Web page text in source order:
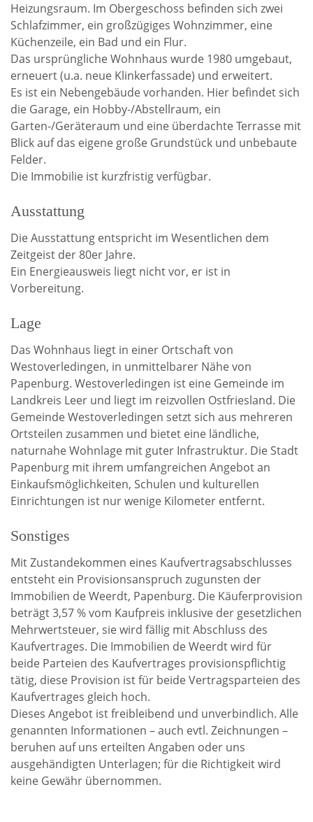
Heizungsraum. Im Obergeschoss befinden sich zwei
Schlafzimmer, ein großzügiges Wohnzimmer, eine
Küchenzeile, ein Bad und ein Flur.
Das ursprüngliche Wohnhaus wurde 1980 umgebaut,
erneuert (u.a. neue Klinkerfassade) und erweitert.
Es ist ein Nebengebäude vorhanden. Hier befindet sich
die Garage, ein Hobby-/Abstellraum, ein
Garten-/Geräteraum und eine überdachte Terrasse mit
Blick auf das eigene große Grundstück und unbebaute
Felder.
Die Immobilie ist kurzfristig verfügbar.
Ausstattung
Die Ausstattung entspricht im Wesentlichen dem
Zeitgeist der 80er Jahre.
Ein Energieausweis liegt nicht vor, er ist in
Vorbereitung.
Lage
Das Wohnhaus liegt in einer Ortschaft von
Westoverledingen, in unmittelbarer Nähe von
Papenburg. Westoverledingen ist eine Gemeinde im
Landkreis Leer und liegt im reizvollen Ostfriesland. Die
Gemeinde Westoverledingen setzt sich aus mehreren
Ortsteilen zusammen und bietet eine ländliche,
naturnahe Wohnlage mit guter Infrastruktur. Die Stadt
Papenburg mit ihrem umfangreichen Angebot an
Einkaufsmöglichkeiten, Schulen und kulturellen
Einrichtungen ist nur wenige Kilometer entfernt.
Sonstiges
Mit Zustandekommen eines Kaufvertragsabschlusses
entsteht ein Provisionsanspruch zugunsten der
Immobilien de Weerdt, Papenburg. Die Käuferprovision
beträgt 3,57 % vom Kaufpreis inklusive der gesetzlichen
Mehrwertsteuer, sie wird fällig mit Abschluss des
Kaufvertrages. Die Immobilien de Weerdt wird für
beide Parteien des Kaufvertrages provisionspflichtig
tätig, diese Provision ist für beide Vertragsparteien des
Kaufvertrages gleich hoch.
Dieses Angebot ist freibleibend und unverbindlich. Alle
genannten Informationen – auch evtl. Zeichnungen –
beruhen auf uns erteilten Angaben oder uns
ausgehändigten Unterlagen; für die Richtigkeit wird
keine Gewähr übernommen.